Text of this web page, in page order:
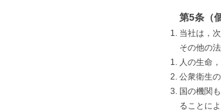
第5条（
当社は，
その他の
人の生命
公衆衛生
国の機関
ることに